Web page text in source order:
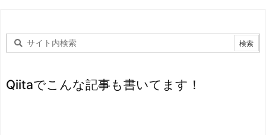
Qiitaでこんな記事も書いてます！